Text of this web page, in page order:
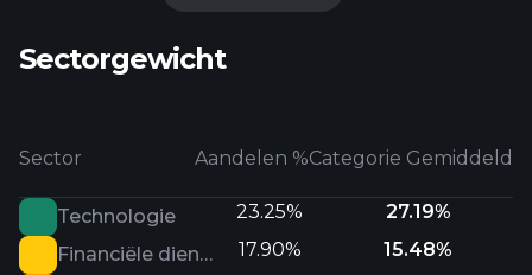
Sectorgewicht
Sector Aandelen %Categorie Gemiddeld
Technologie 23.25%
27.19%
Financiële diensten
17.90%
15.48%